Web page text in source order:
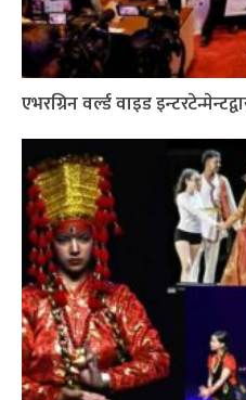
एभरग्रिन वर्ल्ड वाइड